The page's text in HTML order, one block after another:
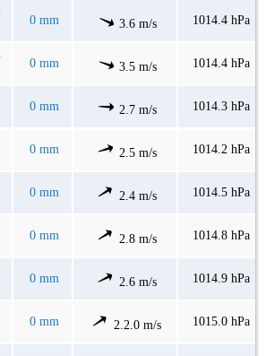
0 mm 3.6 m/s 1014.4 hPa
0 mm 3.5 m/s 1014.4 hPa
0 mm 2.7 m/s 1014.3 hPa
0 mm 2.5 m/s 1014.2 hPa
0 mm 2.4 m/s 1014.5 hPa
0 mm 2.8 m/s 1014.8 hPa
0 mm 2.6 m/s 1014.9 hPa
0 mm 2.2.0 m/s 1015.0 hPa